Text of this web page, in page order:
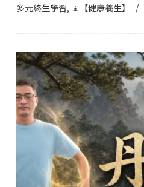
多元終生學習, 🧘【健康養生】